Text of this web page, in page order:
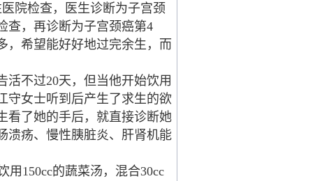
院检查，医生诊断为子宫颈
查，再诊断为子宫颈癌第4
，希望能好好地过完余生，而
不过20天，但当他开始饮用
守女士听到后产生了求生的欲
看了她的手后，就直接诊断她
溃疡、慢性胰脏炎、肝肾机能
150cc的蔬菜汤，混合30cc